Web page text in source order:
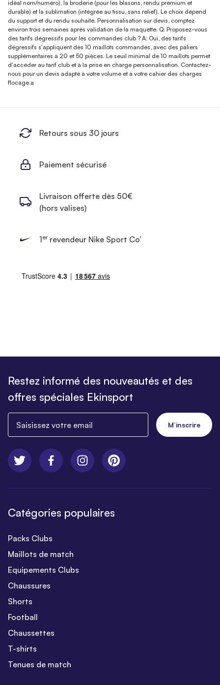
idéal nom/numéro), la broderie (pour les blasons, rendu premium et
durable) et la sublimation (intégrée au tissu, sans relief). Le choix dépend
du support et du rendu souhaité. Personnalisation sur devis, comptez
environ trois semaines après validation de la maquette. Q: Proposez-vous
des tarifs dégressifs pour les commandes club ? A: Oui, des tarifs
dégressifs s'appliquent dès 10 maillots commandés, avec des paliers
supplémentaires à 20 et 50 pièces. Le seuil minimal de 10 maillots permet
d'accéder au tarif club et à la prise en charge personnalisation. Contactez-
nous pour un devis adapté à votre volume et à votre cahier des charges
flocage.a
Retours sous 30 jours
Paiement sécurisé
Livraison offerte dès 50€
(hors valises)
1errevendeur Nike Sport Co’
Restez informé des nouveautés et des
offres spéciales Ekinsport
M’inscrire
Catégories populaires
Packs Clubs
Maillots de match
Equipements Clubs
Chaussures
Shorts
Football
Chaussettes
T-shirts
Tenues de match